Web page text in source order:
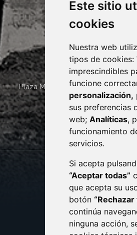
Este sitio
cookies
Nuestra web
tipos de cookies:
imprescindibles
funcione
personalización,
sus preferencias
web; Analíticas,
funcionamiento
servicios.
Si acepta
“Aceptar todas”
que acepta su
botón “Rechazar
continúa
ninguna acción,
Plaza Mayor 4 22400 MONZÓN -
· (34) 974 400
sac@monzon.es
monzon.es
CONTACTO
AVISO
PROTECCIÓN DE
POLÍTICA DE